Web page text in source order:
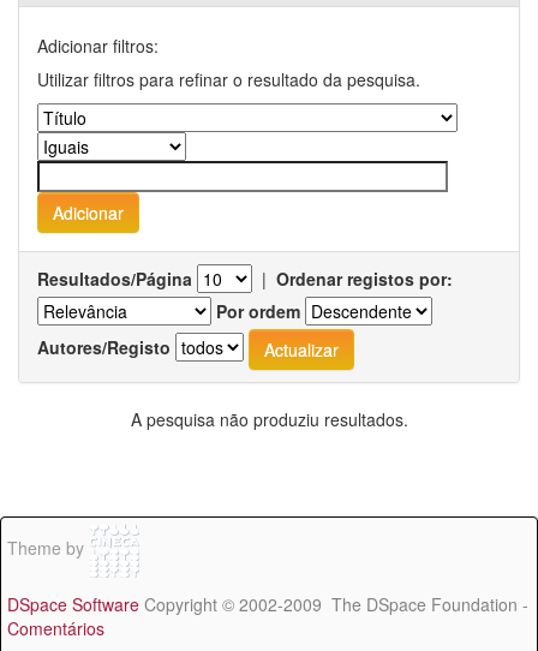
Adicionar filtros:
Utilizar filtros para refinar o resultado da pesquisa.
Resultados/Página | Ordenar registos por:
Por ordem
Autores/Registo
A pesquisa não produziu resultados.
Theme by
DSpace Software Copyright © 2002-2009 The DSpace Foundation -
Comentários